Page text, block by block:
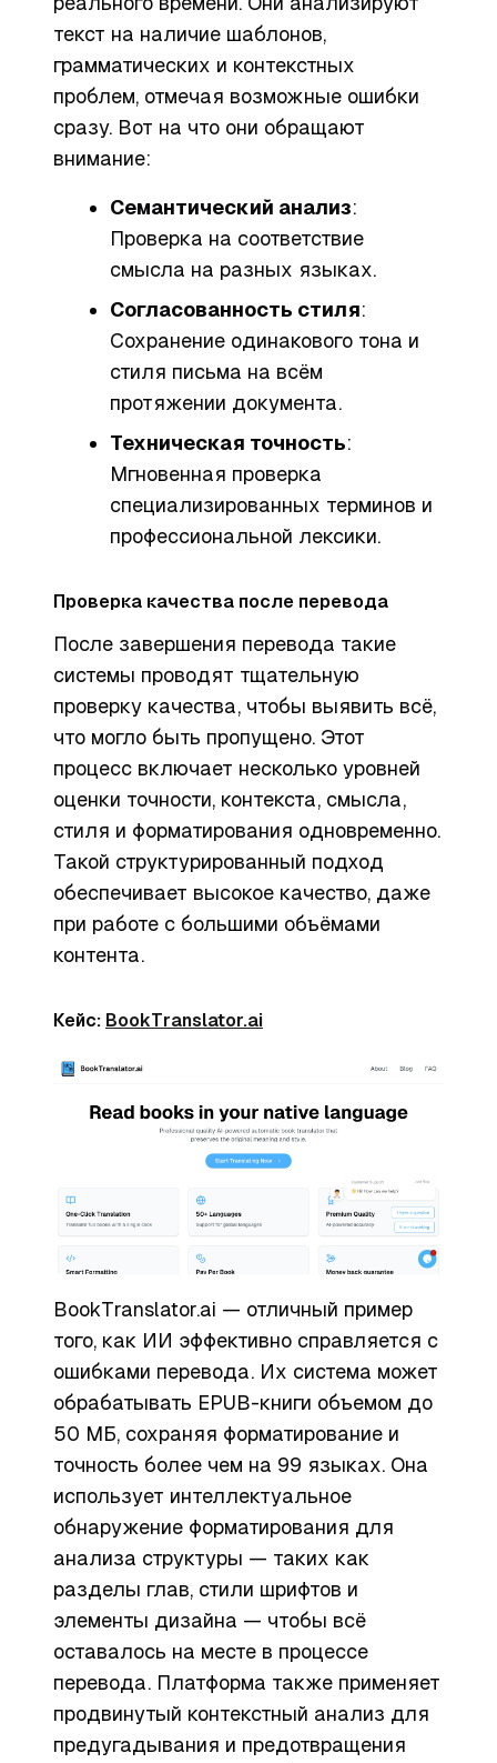
текст на наличие шаблонов,
грамматических и контекстных
проблем, отмечая возможные ошибки
сразу. Вот на что они обращают
внимание:
Семантический анализ:
Проверка на соответствие
смысла на разных языках.
Согласованность стиля:
Сохранение одинакового тона и
стиля письма на всём
протяжении документа.
Техническая точность:
Мгновенная проверка
специализированных терминов и
профессиональной лексики.
Проверка качества после перевода
После завершения перевода такие
системы проводят тщательную
проверку качества, чтобы выявить всё,
что могло быть пропущено. Этот
процесс включает несколько уровней
оценки точности, контекста, смысла,
стиля и форматирования одновременно.
Такой структурированный подход
обеспечивает высокое качество, даже
при работе с большими объёмами
контента.
Кейс: BookTranslator.ai
BookTranslator.ai — отличный пример
того, как ИИ эффективно справляется с
ошибками перевода. Их система может
обрабатывать EPUB-книги объемом до
50 МБ, сохраняя форматирование и
точность более чем на 99 языках. Она
использует интеллектуальное
обнаружение форматирования для
анализа структуры — таких как
разделы глав, стили шрифтов и
элементы дизайна — чтобы всё
оставалось на месте в процессе
перевода. Платформа также применяет
продвинутый контекстный анализ для
предугадывания и предотвращения